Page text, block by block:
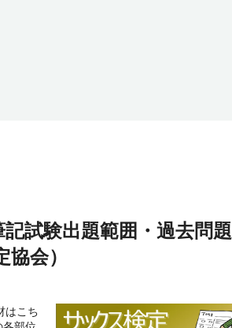
試験出題範囲・過去問題
協会）
はこち